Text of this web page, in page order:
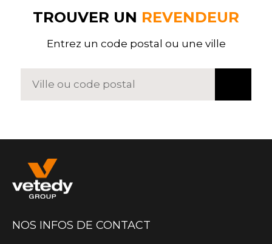
TROUVER UN REVENDEUR
Entrez un code postal ou une ville
NOS INFOS DE CONTACT